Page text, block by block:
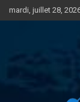
au
mardi, juillet 28,